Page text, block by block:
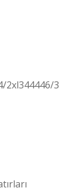
2xl344446/3